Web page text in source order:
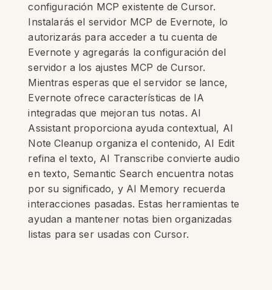
configuración MCP existente de Cursor.
Instalarás el servidor MCP de Evernote, lo
autorizarás para acceder a tu cuenta de
Evernote y agregarás la configuración del
servidor a los ajustes MCP de Cursor.
Mientras esperas que el servidor se lance,
Evernote ofrece características de IA
integradas que mejoran tus notas. AI
Assistant proporciona ayuda contextual, AI
Note Cleanup organiza el contenido, AI Edit
refina el texto, AI Transcribe convierte audio
en texto, Semantic Search encuentra notas
por su significado, y AI Memory recuerda
interacciones pasadas. Estas herramientas te
ayudan a mantener notas bien organizadas
listas para ser usadas con Cursor.